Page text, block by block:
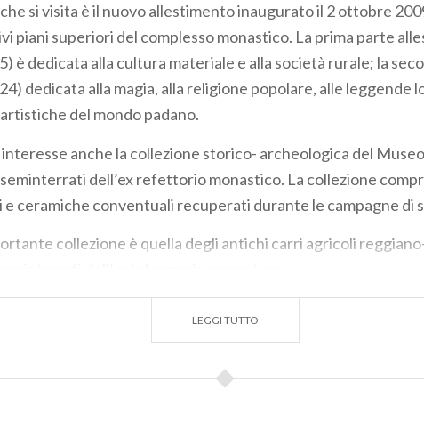
si visita è il nuovo allestimento inaugurato il 2 ottobre
piani superiori del complesso monastico. La prima parte
è dedicata alla cultura materiale e alla società rurale; la
dedicata alla magia, alla religione popolare, alle leggende
del mondo padano.
anche la collezione storico- archeologica del
dell’ex refettorio monastico. La collezione
ceramiche conventuali recuperati durante le campagne di
collezione è quella degli antichi carri agricoli
LEGGI TUTTO